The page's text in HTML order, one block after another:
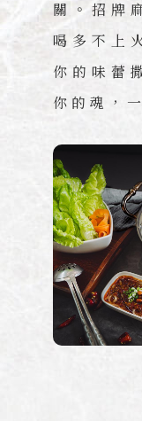
關。招牌
喝多不上
你的味蕾
你的魂，